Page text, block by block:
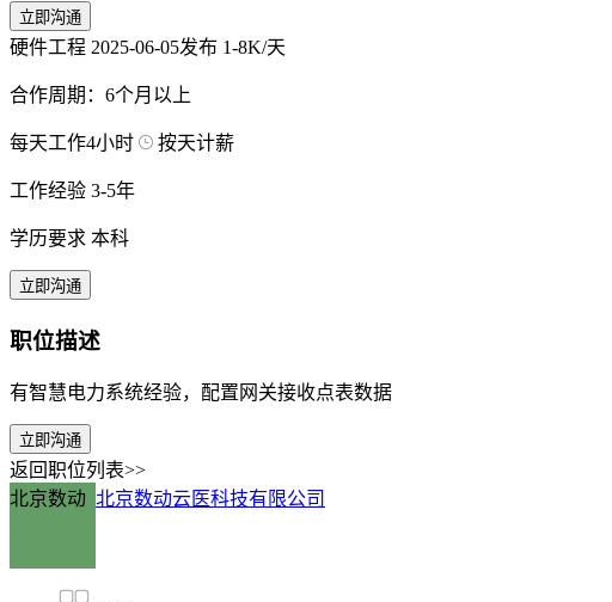
立即沟通
硬件工程 2025-06-05发布 1-8K/天
合作周期：6个月以上
每天工作4小时 按天计薪
工作经验 3-5年
学历要求 本科
立即沟通
职位描述
有智慧电力系统经验，配置网关接收点表数据
立即沟通
返回职位列表>>
北京数动 北京数动云医科技有限公司